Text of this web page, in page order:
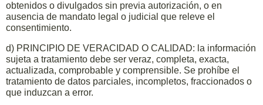
obtenidos o divulgados sin previa autorización, o en
ausencia de mandato legal o judicial que releve el
consentimiento.
d) PRINCIPIO DE VERACIDAD O CALIDAD: la información
sujeta a tratamiento debe ser veraz, completa, exacta,
actualizada, comprobable y comprensible. Se prohíbe el
tratamiento de datos parciales, incompletos, fraccionados o
que induzcan a error.